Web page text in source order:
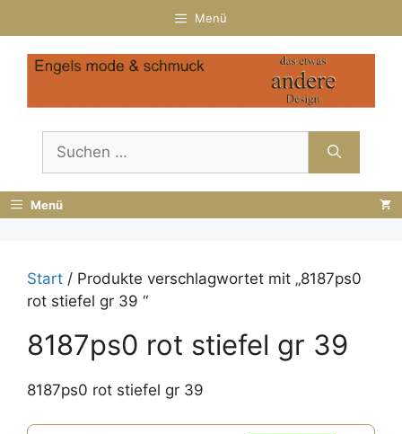
Inhalt
springen
Menü
nach:
Menü
Start / Produkte verschlagwortet mit „8187ps0
rot stiefel gr 39 “
8187ps0 rot stiefel gr 39
8187ps0 rot stiefel gr 39